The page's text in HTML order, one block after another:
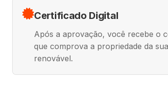
Certificado Digital
Após a aprovação, você recebe o
que comprova a propriedade da
renovável.